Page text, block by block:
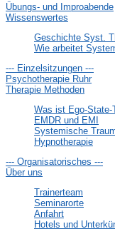
Übungs- und Improabende
Wissenswertes
Geschichte Syst.
Wie arbeitet
--- Einzelsitzungen ---
Psychotherapie Ruhr
Therapie Methoden
Was ist Ego-State-
EMDR und EMI
Systemische
Hypnotherapie
--- Organisatorisches ---
Über uns
Trainerteam
Seminarorte
Anfahrt
Hotels und